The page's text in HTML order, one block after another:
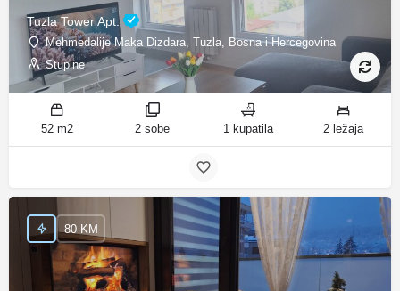
Tuzla Tower Apt.
Mehmedalije Maka Dizdara, Tuzla, Bosna i Hercegovina
Stupine
52 m2 2 sobe 1 kupatila 2 ležaja
80 KM